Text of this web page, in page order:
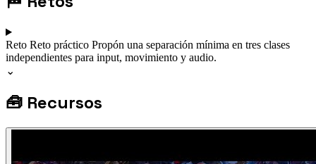
Reto Reto práctico Propón una separación mínima en tres clases
independientes para input, movimiento y audio.
⌄
🧰 Recursos